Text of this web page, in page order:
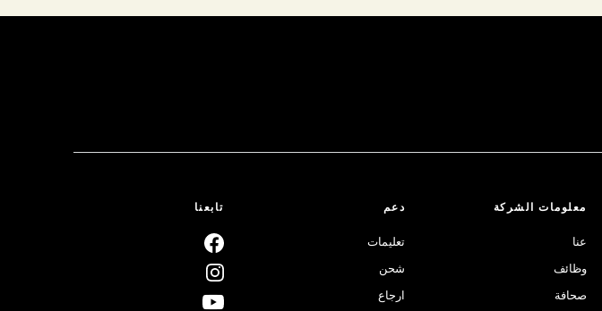
معلومات الشركة
عنا
وظائف
صحافة
دعم
تعليمات
شحن
ارجاع
تابعنا